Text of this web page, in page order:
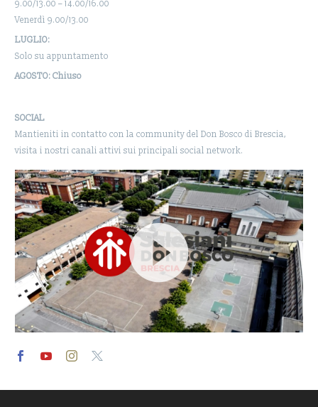
9.00/13.00 – 14.00/16.00
Venerdì 9.00/13.00
LUGLIO:
Solo su appuntamento
AGOSTO: Chiuso
SOCIAL
Mantieniti in contatto con la community del Don Bosco di Brescia,
visita i nostri canali attivi sui principali social network.
Player